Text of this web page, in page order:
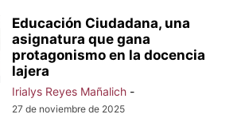
Educación Ciudadana, una
asignatura que gana
protagonismo en la docencia
lajera
Irialys Reyes Mañalich -
27 de noviembre de 2025